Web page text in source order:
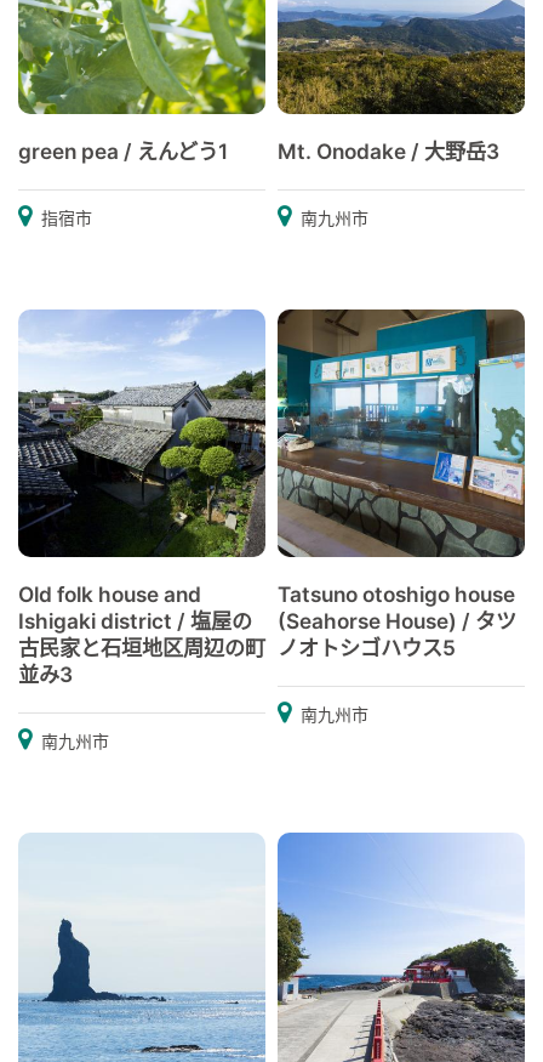
green pea / えんどう1
指宿市
Mt. Onodake / 大野岳3
南九州市
Old folk house and
Ishigaki district / 塩屋の
古民家と石垣地区周辺の町
並み3
南九州市
Tatsuno otoshigo house
(Seahorse House) / タツ
ノオトシゴハウス5
南九州市